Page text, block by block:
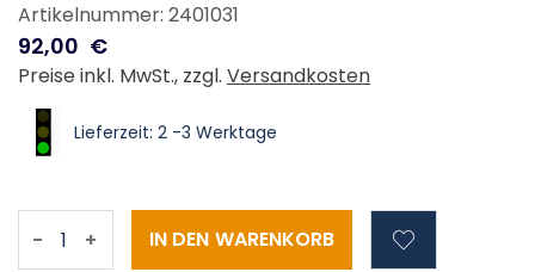
Artikelnummer: 2401031
92,00 €
Preise inkl. MwSt., zzgl. Versandkosten
Lieferzeit: 2 -3 Werktage
- +